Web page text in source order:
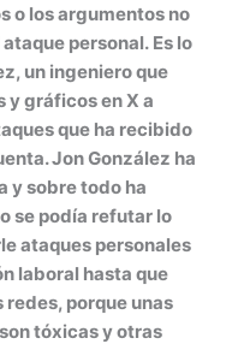
o los argumentos no
personal. Es lo
un ingeniero que
y gráficos en X a
que ha recibido
Jon González ha
y sobre todo ha
se podía refutar lo
ataques personales
laboral hasta que
redes, porque unas
tóxicas y otras